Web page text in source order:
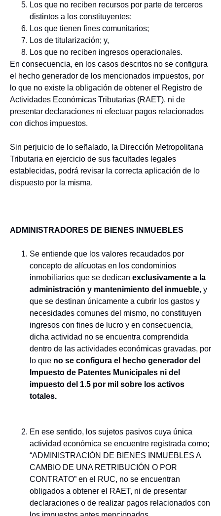
Los que no reciben recursos por parte de terceros
distintos a los constituyentes;
Los que tienen fines comunitarios;
Los de titularización; y,
Los que no reciben ingresos operacionales.
En consecuencia, en los casos descritos no se configura
el hecho generador de los mencionados impuestos, por
lo que no existe la obligación de obtener el Registro de
Actividades Económicas Tributarias (RAET), ni de
presentar declaraciones ni efectuar pagos relacionados
con dichos impuestos.
Sin perjuicio de lo señalado, la Dirección Metropolitana
Tributaria en ejercicio de sus facultades legales
establecidas, podrá revisar la correcta aplicación de lo
dispuesto por la misma.
ADMINISTRADORES DE BIENES INMUEBLES
Se entiende que los valores recaudados por
concepto de alícuotas en los condominios
inmobiliarios que se dedican exclusivamente a la
administración y mantenimiento del inmueble, y
que se destinan únicamente a cubrir los gastos y
necesidades comunes del mismo, no constituyen
ingresos con fines de lucro y en consecuencia,
dicha actividad no se encuentra comprendida
dentro de las actividades económicas gravadas, por
lo que no se configura el hecho generador del
Impuesto de Patentes Municipales ni del
impuesto del 1.5 por mil sobre los activos
totales.
En ese sentido, los sujetos pasivos cuya única
actividad económica se encuentre registrada como;
“ADMINISTRACIÓN DE BIENES INMUEBLES A
CAMBIO DE UNA RETRIBUCIÓN O POR
CONTRATO” en el RUC, no se encuentran
obligados a obtener el RAET, ni de presentar
declaraciones o de realizar pagos relacionados con